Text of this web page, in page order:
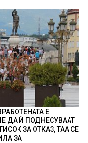
Е
ДА Ѝ ПОДНЕСУВААТ
ЗА ОТКАЗ, ТАА СЕ
ЗА